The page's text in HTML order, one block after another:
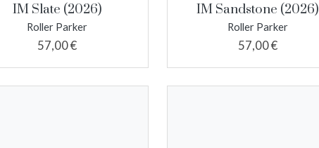
IM Slate (2026)
Roller Parker
57,00 €
IM Sandstone (2026)
Roller Parker
57,00 €